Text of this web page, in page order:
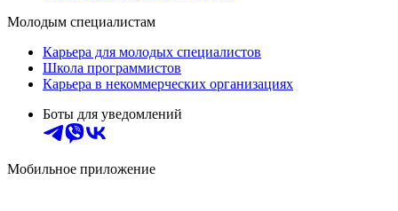
Молодым специалистам
Карьера для молодых специалистов
Школа программистов
Карьера в некоммерческих организациях
Боты для уведомлений
Мобильное приложение